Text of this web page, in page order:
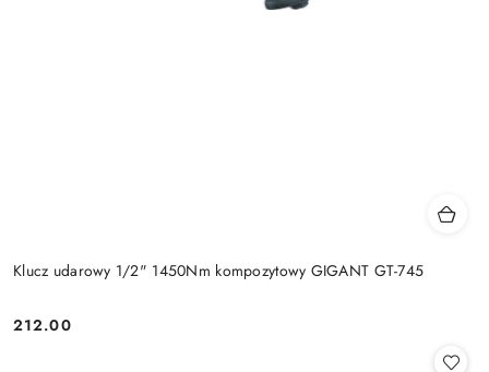
Klucz udarowy 1/2" 1450Nm kompozytowy GIGANT GT-745
Cena:
212.00